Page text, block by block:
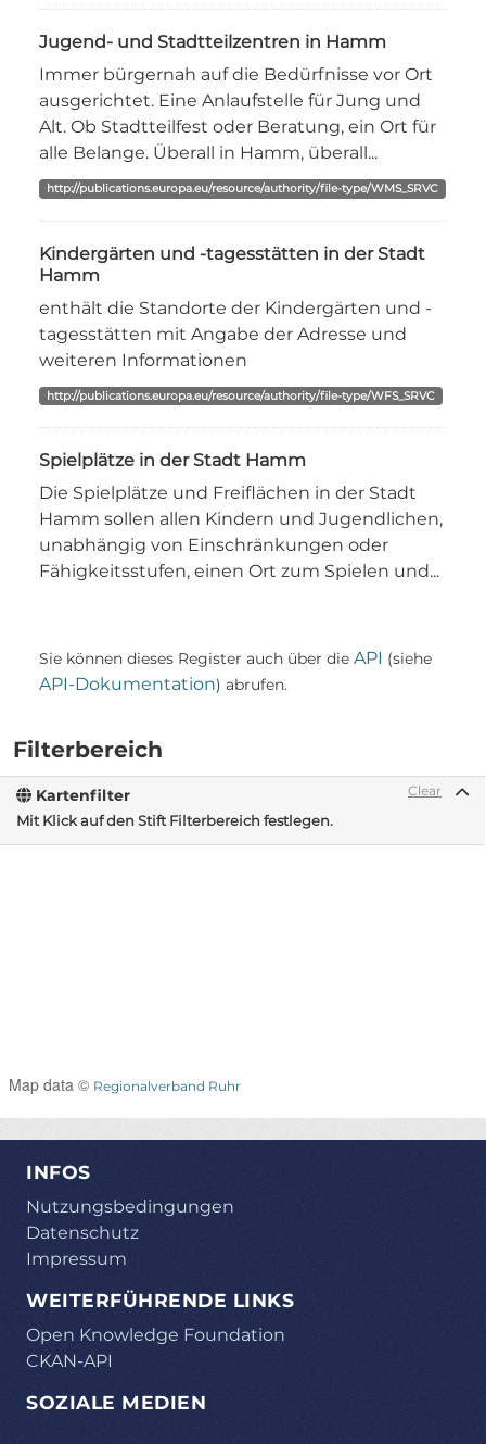
Filterbereich
Clear
Kartenfilter
Mit Klick auf den Stift Filterbereich festlegen.
Map data © Regionalverband Ruhr
Jugend- und Stadtteilzentren in Hamm
Immer bürgernah auf die Bedürfnisse vor Ort
ausgerichtet. Eine Anlaufstelle für Jung und
Alt. Ob Stadtteilfest oder Beratung, ein Ort für
alle Belange. Überall in Hamm, überall...
http://publications.europa.eu/resource/authority/file-type/WMS_SRVC
Kindergärten und -tagesstätten in der Stadt
Hamm
enthält die Standorte der Kindergärten und -
tagesstätten mit Angabe der Adresse und
weiteren Informationen
http://publications.europa.eu/resource/authority/file-type/WFS_SRVC
Spielplätze in der Stadt Hamm
Die Spielplätze und Freiflächen in der Stadt
Hamm sollen allen Kindern und Jugendlichen,
unabhängig von Einschränkungen oder
Fähigkeitsstufen, einen Ort zum Spielen und...
Sie können dieses Register auch über die API (siehe
API-Dokumentation) abrufen.
INFOS
Nutzungsbedingungen
Datenschutz
Impressum
WEITERFÜHRENDE LINKS
Open Knowledge Foundation
CKAN-API
SOZIALE MEDIEN